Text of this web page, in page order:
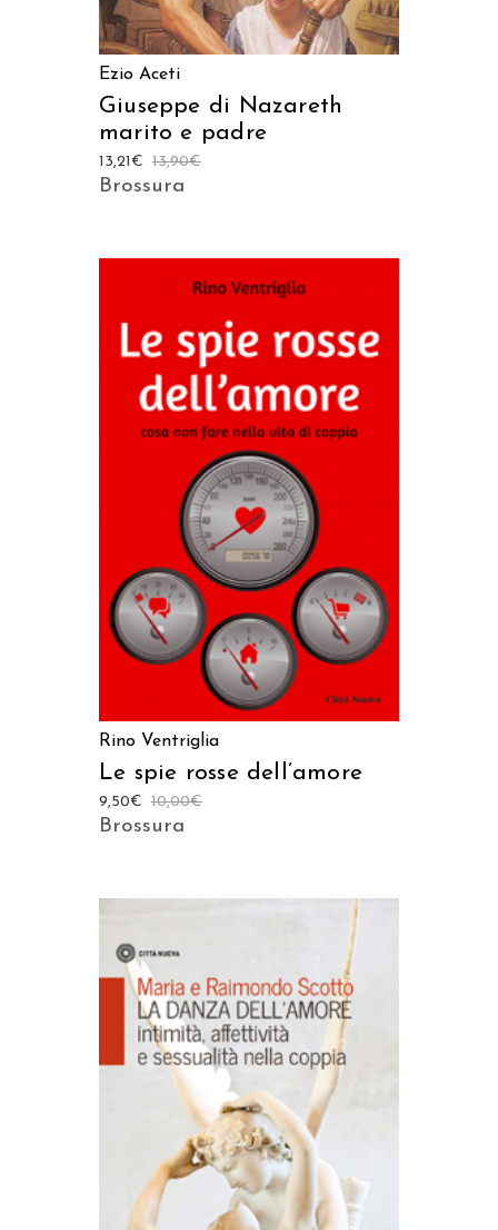
Ezio Aceti
Giuseppe di Nazareth
marito e padre
13,90€
13,21 €
Brossura
AGGIUNGI AL CARRELLO
Rino Ventriglia
Le spie rosse dell’amore
10,00€
9,50€
Brossura
AGGIUNGI AL CARRELLO